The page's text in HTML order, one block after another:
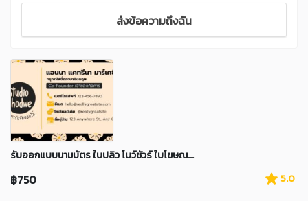
ส่งข้อความถึงฉัน
รับออกแบบนามบัตร ใบปลิว โบว์ชัวร์ ใบโฆษณ...
฿750 5.0